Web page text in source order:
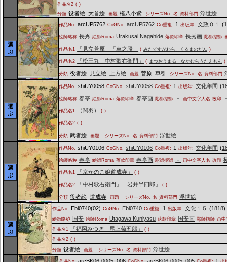
作品名2 ( )
分類 役者絵 大首絵 画題 権八小紫 シリーズNo. 名 資料部門 浮世絵
選
ぶ
作品No. arcUP5762 CoGNo. arcUP5762 Co重複: 1 出版年: 文政０１ (
絵師略称 長秀 絵師Roma Urakusai Nagahide 落款印章 長秀画 彫師摺師
作品名1 「見立菅原」「車之段」 ( みたてすがわら、くるまのだん )
作品名2 「松王丸 中村歌右衛門」 ( まつおうまる なかむらうたえもん )
分類 役者絵 見立絵 上方絵 画題 菅原 車引 シリーズNo. 名 資料部門
選
ぶ
作品No. shiUY0058 CoGNo. shiUY0058 Co重複: 1 出版年: 文化年間 (
絵師略称 春亭 絵師Roma 落款印章 春亭画 彫師摺師 － 画中文字人名 改印
作品名1 （関羽） ( )
作品名2 ( )
分類 武者絵 画題 シリーズNo. 名 資料部門 浮世絵
選
ぶ
作品No. shiUY0106 CoGNo. shiUY0106 Co重複: 1 出版年: 文化年間 (
絵師略称 春亭 絵師Roma 落款印章 春亭画 彫師摺師 － 画中文字人名 改印
作品名1 「京かのこ娘道成寺」 ( )
作品名2 「中村歌右衛門」「岩井半四郎」 ( )
分類 役者絵 道成寺 画題 シリーズNo. 名 資料部門 浮世絵
選
ぶ
作品No. Ebi0740(02) CoGNo. Ebi0740 Co重複: 1 出版年: 文化１５ (1818)
絵師略称 国安 絵師Roma Utagawa Kuniyasu 落款印章 国安画 彫師摺師 画中
作品名1
「福岡みつぎ 尾上菊五郎」 ( )
作品名2 ( )
分類 役者絵 画題 シリーズNo. 名 資料部門 浮世絵